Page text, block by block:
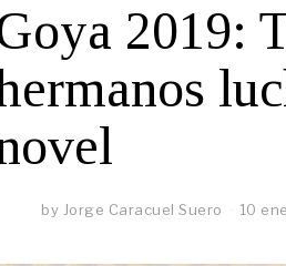
2019:
by Jorge Caracuel Suero 10